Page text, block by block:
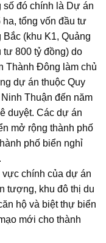
đó chính là Dự án
tổng vốn đầu tư
(khu K1, Quảng
tư 800 tỷ đồng) do
Thành Đông làm chủ
dự án thuộc Quy
Thuận đến năm
duyệt. Các dự án
mở rộng thành phố
phố biển nghỉ
vực chính của dự án
tượng, khu đô thị du
hộ và biệt thự biển
mới cho thành